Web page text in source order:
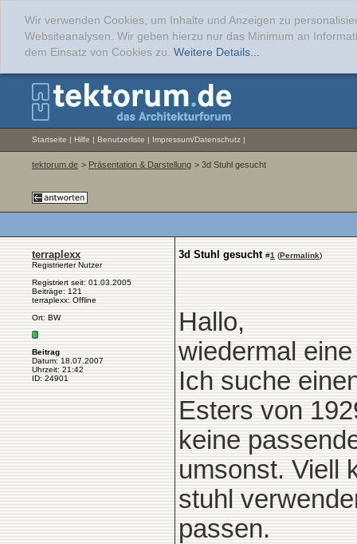
Wir verwenden Cookies, um Inhalte und Anzeigen zu
Websiteanalysen. Wir geben hierzu nur das Minimum an
dem Einsatz von Cookies zu. Weitere Details...
Startseite | Hilfe | Benutzerliste | Impressum/Datenschutz |
tektorum.de > Präsentation & Darstellung > 3d Stuhl gesucht
terraplexx
Registrierter Nutzer
Registriert seit: 01.03.2005
Beiträge: 121
terraplexx: Offline
Ort: BW
Beitrag
Datum: 18.07.2007
Uhrzeit: 21:42
ID: 24901
3d Stuhl gesucht #1 (Permalink)
Hallo,
wiedermal
Ich suche
Esters von
keine
umsonst. Viell
stuhl
passen.